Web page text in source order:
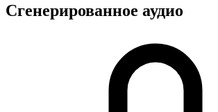
Сгенерированное аудио